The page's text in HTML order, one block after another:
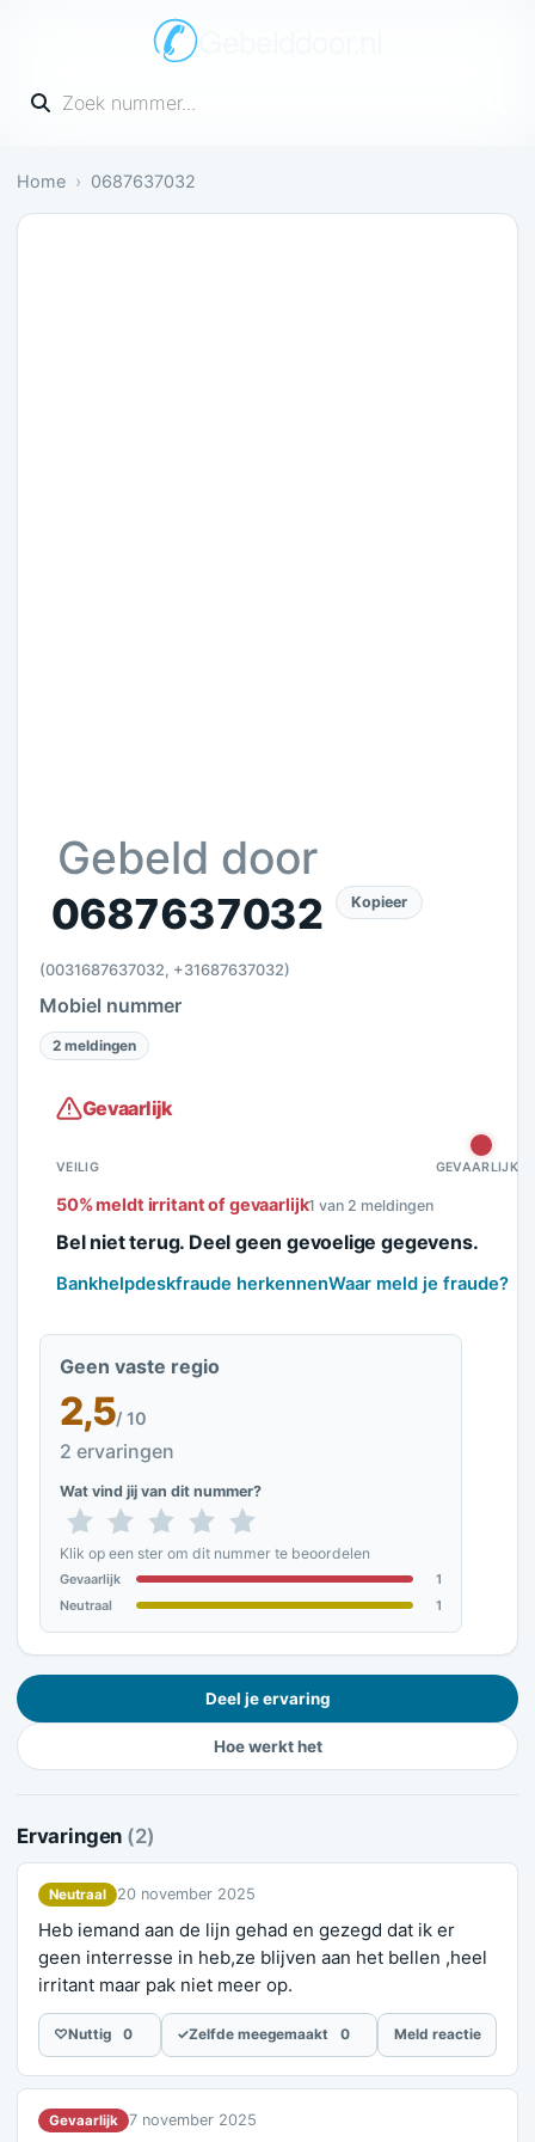
Gebelddoor.nl
Vul een telefoonnummer in
Home 0687637032
Gebeld door
0687637032
(0031687637032, +31687637032)
Kopieer
Mobiel nummer
2 meldingen
Gevaarlijk
VEILIG GEVAARLIJK
50% meldt irritant of gevaarlijk1 van 2 meldingen
Bel niet terug. Deel geen gevoelige gegevens.
Bankhelpdeskfraude herkennenWaar meld je fraude?
Geen vaste regio
2,5/ 10
2 ervaringen
Wat vind jij van dit nummer?
Klik op een ster om dit nummer te beoordelen
Gevaarlijk
1
Neutraal
1
Deel je ervaring
Hoe werkt het
Ervaringen (2)
Neutraal 20 november 2025
Heb iemand aan de lijn gehad en gezegd dat ik er
geen interresse in heb,ze blijven aan het bellen ,heel
irritant maar pak niet meer op.
♡Nuttig 0 ✓Zelfde meegemaakt 0 Meld reactie
Gevaarlijk 7 november 2025